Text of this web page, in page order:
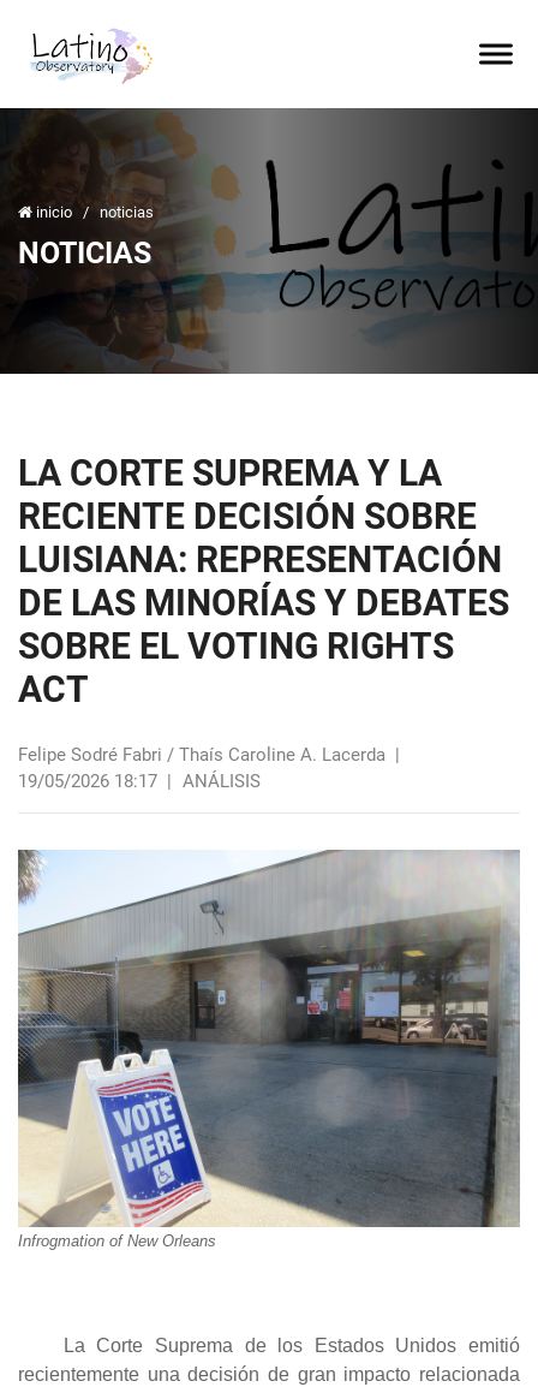
inicio / noticias
NOTICIAS
LA CORTE SUPREMA Y LA
RECIENTE DECISIÓN SOBRE
LUISIANA: REPRESENTACIÓN
DE LAS MINORÍAS Y DEBATES
SOBRE EL VOTING RIGHTS
ACT
Felipe Sodré Fabri / Thaís Caroline A. Lacerda |
19/05/2026 18:17 | ANÁLISIS
Infrogmation of New Orleans
La Corte Suprema de los Estados Unidos emitió
recientemente una decisión de gran impacto relacionada